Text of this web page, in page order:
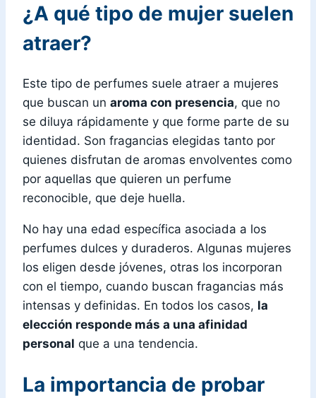
¿A qué tipo de mujer suelen
atraer?
Este tipo de perfumes suele atraer a mujeres
que buscan un aroma con presencia, que no
se diluya rápidamente y que forme parte de su
identidad. Son fragancias elegidas tanto por
quienes disfrutan de aromas envolventes como
por aquellas que quieren un perfume
reconocible, que deje huella.
No hay una edad específica asociada a los
perfumes dulces y duraderos. Algunas mujeres
los eligen desde jóvenes, otras los incorporan
con el tiempo, cuando buscan fragancias más
intensas y definidas. En todos los casos, la
elección responde más a una afinidad
personal que a una tendencia.
La importancia de probar